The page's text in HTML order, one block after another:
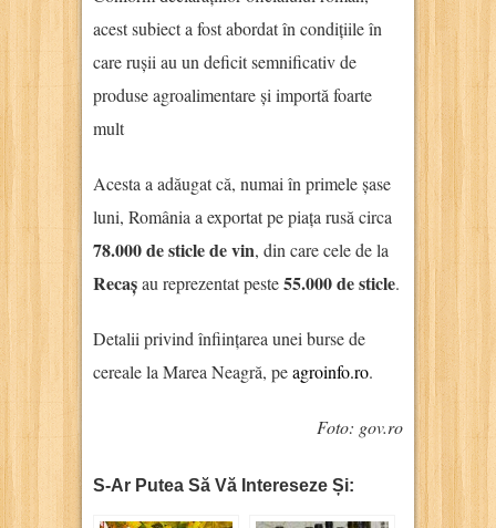
acest subiect a fost abordat în condițiile în
care rușii au un deficit semnificativ de
produse agroalimentare și importă foarte
mult
Acesta a adăugat că, numai în primele șase
luni, România a exportat pe piața rusă circa
78.000 de sticle de vin, din care cele de la
Recașau reprezentat peste55.000 de sticle.
Detalii privind înființarea unei burse de
cereale la Marea Neagră, peagroinfo.ro.
Foto: gov.ro
S-Ar Putea Să Vă Intereseze Și: